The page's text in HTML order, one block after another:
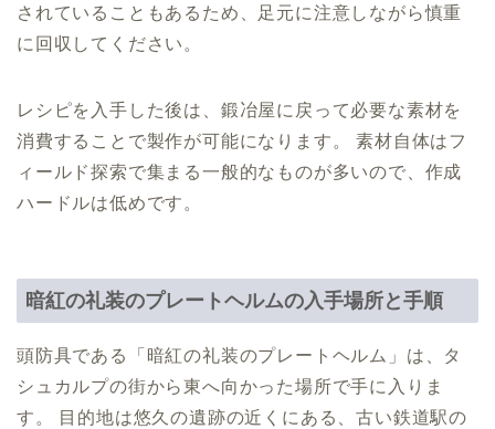
されていることもあるため、足元に注意しながら慎重
に回収してください。
レシピを入手した後は、鍛冶屋に戻って必要な素材を
消費することで製作が可能になります。 素材自体はフ
ィールド探索で集まる一般的なものが多いので、作成
ハードルは低めです。
暗紅の礼装のプレートヘルムの入手場所と手順
頭防具である「暗紅の礼装のプレートヘルム」は、タ
シュカルプの街から東へ向かった場所で手に入りま
す。 目的地は悠久の遺跡の近くにある、古い鉄道駅の